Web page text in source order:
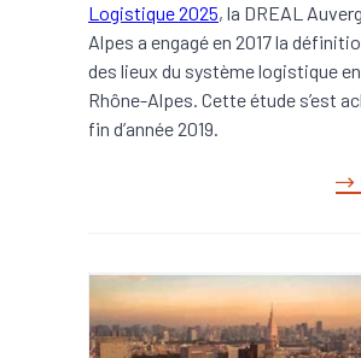
Logistique 2025, la DREAL
Alpes a engagé en 2017 la
des lieux du système logistique
Rhône-Alpes. Cette étude s’est
fin d’année 2019.